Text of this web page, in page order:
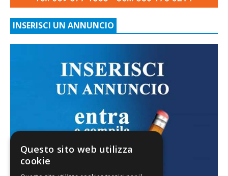
INSERISCI UN ANNUNCIO
Questo sito web utilizza
cookie